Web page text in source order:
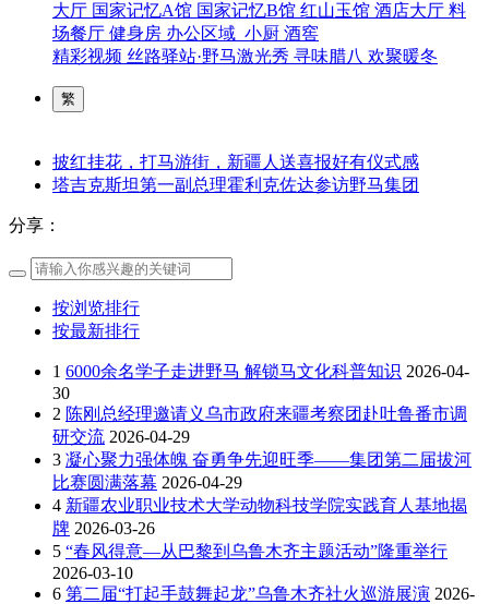
大厅 国家记忆A馆 国家记忆B馆 红山玉馆 酒店大厅 料
场餐厅 健身房 办公区域 小厨 酒窖
精彩视频 丝路驿站·野马激光秀 寻味腊八 欢聚暖冬
繁
披红挂花，打马游街，新疆人送喜报好有仪式感
塔吉克斯坦第一副总理霍利克佐达参访野马集团
分享：
按浏览排行
按最新排行
1 6000余名学子走进野马 解锁马文化科普知识 2026-04-
30
2 陈刚总经理邀请义乌市政府来疆考察团赴吐鲁番市调
研交流 2026-04-29
3 凝心聚力强体魄 奋勇争先迎旺季——集团第二届拔河
比赛圆满落幕 2026-04-29
4 新疆农业职业技术大学动物科技学院实践育人基地揭
牌 2026-03-26
5 “春风得意—从巴黎到乌鲁木齐主题活动”隆重举行
2026-03-10
6 第二届“打起手鼓舞起龙”乌鲁木齐社火巡游展演 2026-